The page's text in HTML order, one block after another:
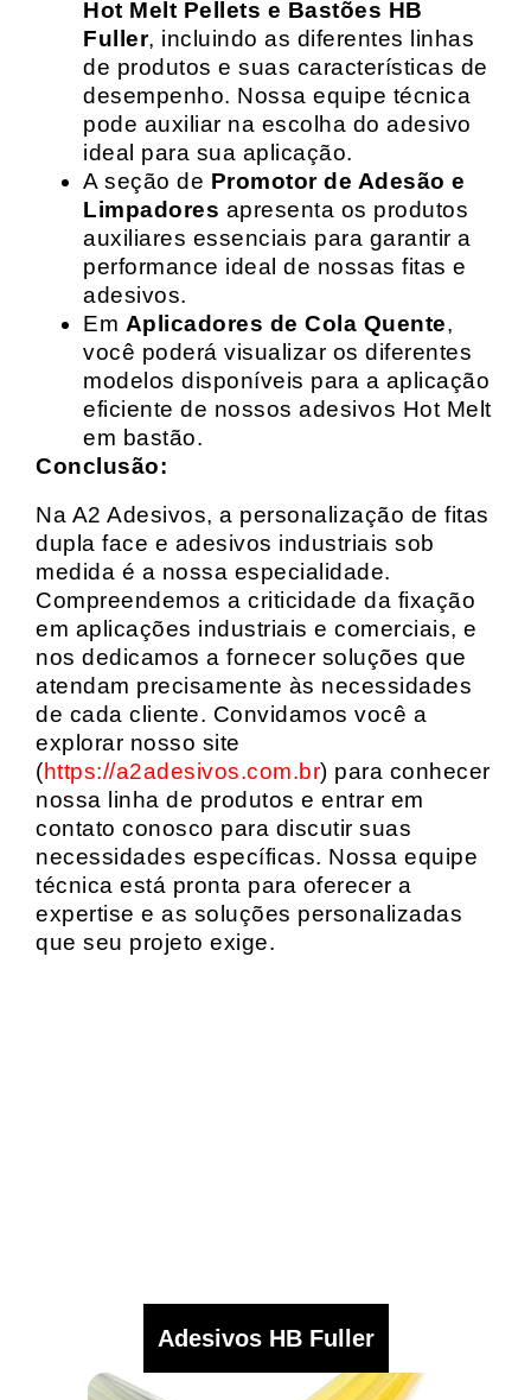
Hot Melt Pellets e Bastões HB
Fuller, incluindo as diferentes linhas
de produtos e suas características de
desempenho. Nossa equipe técnica
pode auxiliar na escolha do adesivo
ideal para sua aplicação.
A seção de Promotor de Adesão e
Limpadores apresenta os produtos
auxiliares essenciais para garantir a
performance ideal de nossas fitas e
adesivos.
Em Aplicadores de Cola Quente,
você poderá visualizar os diferentes
modelos disponíveis para a aplicação
eficiente de nossos adesivos Hot Melt
em bastão.
Conclusão:
Na A2 Adesivos, a personalização de fitas
dupla face e adesivos industriais sob
medida é a nossa especialidade.
Compreendemos a criticidade da fixação
em aplicações industriais e comerciais, e
nos dedicamos a fornecer soluções que
atendam precisamente às necessidades
de cada cliente. Convidamos você a
explorar nosso site
(https://a2adesivos.com.br) para conhecer
nossa linha de produtos e entrar em
contato conosco para discutir suas
necessidades específicas. Nossa equipe
técnica está pronta para oferecer a
expertise e as soluções personalizadas
que seu projeto exige.
Adesivos HB Fuller